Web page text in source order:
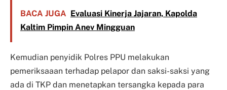
BACA JUGA Evaluasi Kinerja Jajaran, Kapolda
Kaltim Pimpin Anev Mingguan
Kemudian penyidik Polres PPU melakukan
pemeriksaaan terhadap pelapor dan saksi-saksi yang
ada di TKP dan menetapkan tersangka kepada para